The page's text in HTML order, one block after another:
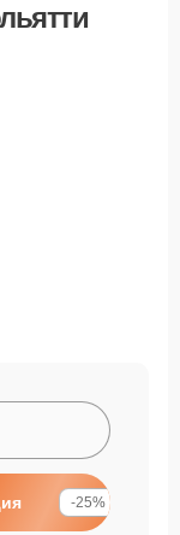
-25%